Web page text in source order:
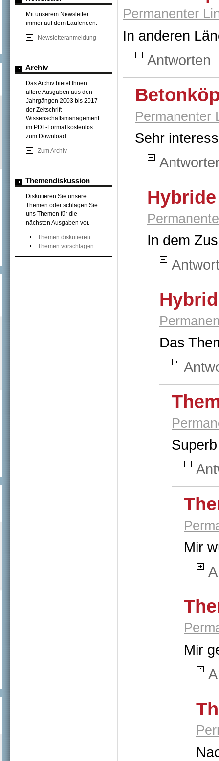
Mit unserem Newsletter
immer auf dem Laufenden.
Newsletteranmeldung
Archiv
Das Archiv bietet Ihnen
ältere Ausgaben aus den
Jahrgängen 2003 bis 2017
der Zeitschrift
Wissenschaftsmanagement
im PDF-Format kostenlos
zum Download.
Zum Archiv
Themendiskussion
Diskutieren Sie unsere
Themen oder schlagen Sie
uns Themen für die
nächsten Ausgaben vor.
Themen diskutieren
Themen vorschlagen
Permanenter
In anderen
Antworten
Permanenter
Sehr
In dem
Das
Mir
Mir